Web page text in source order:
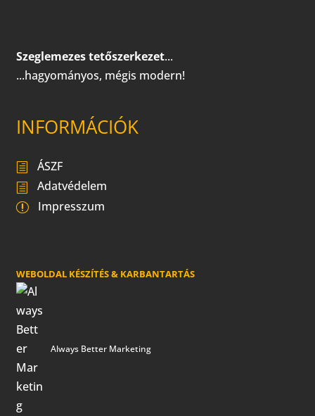
Szeglemezes tetőszerkezet...
...hagyományos, mégis modern!
INFORMÁCIÓK
ÁSZF
Adatvédelem
Impresszum
WEBOLDAL KÉSZÍTÉS & KARBANTARTÁS
Always Better Marketing